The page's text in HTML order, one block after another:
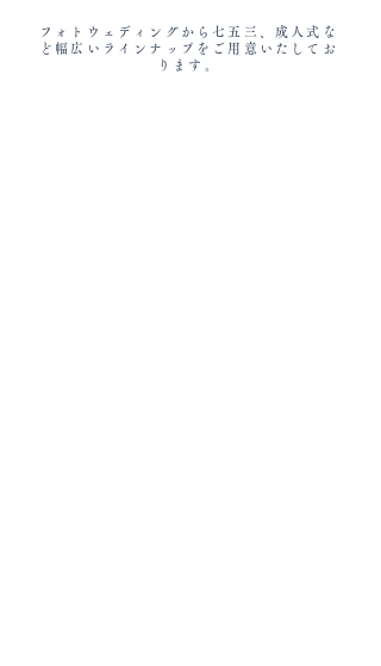
フォトウェディングから七五三、成人式な
ど​幅広いラインナップをご用意いたしてお
ります。